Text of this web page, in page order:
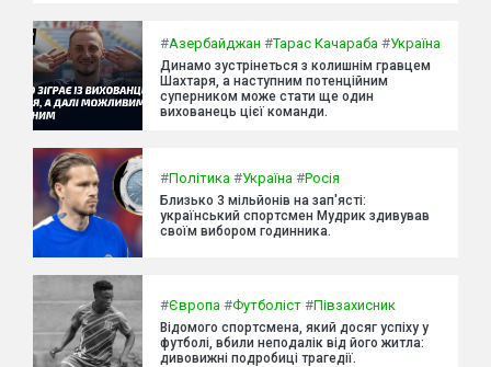
#Азербайджан #Тарас Качараба #Україна
Динамо зустрінеться з колишнім гравцем
Шахтаря, а наступним потенційним
суперником може стати ще один
вихованець цієї команди.
#Політика #Україна #Росія
Близько 3 мільйонів на зап'ясті:
український спортсмен Мудрик здивував
своїм вибором годинника.
#Європа #Футболіст #Півзахисник
Відомого спортсмена, який досяг успіху у
футболі, вбили неподалік від його житла:
дивовижні подробиці трагедії.